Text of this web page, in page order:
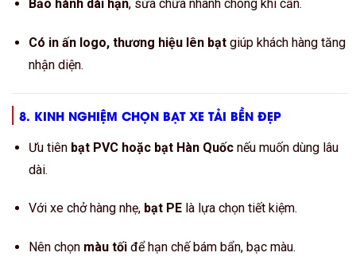
Bảo hành dài hạn, sửa chữa nhanh chóng khi cần.
Có in ấn logo, thương hiệu lên bạtgiúp khách hàng tăng
nhận diện.
8. KINH NGHIỆM CHỌN BẠT XE TẢI BỀN ĐẸP
Ưu tiên bạt PVC hoặc bạt Hàn Quốcnếu muốn dùng lâu
dài.
Với xe chở hàng nhẹ, bạt PElà lựa chọn tiết kiệm.
Nên chọn màu tốiđể hạn chế bám bẩn, bạc màu.